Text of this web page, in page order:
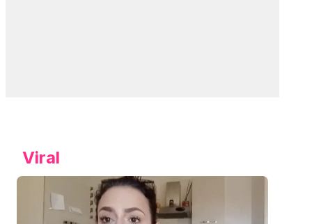
Viral